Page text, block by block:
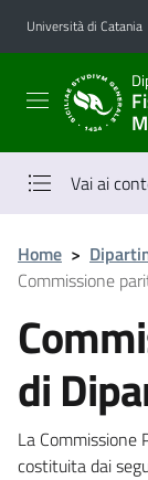
Vai al contenuto
Vai al menu di
Università di Catania
Vai ai
Home >
Commissione
di
La Commissione
costituita dai